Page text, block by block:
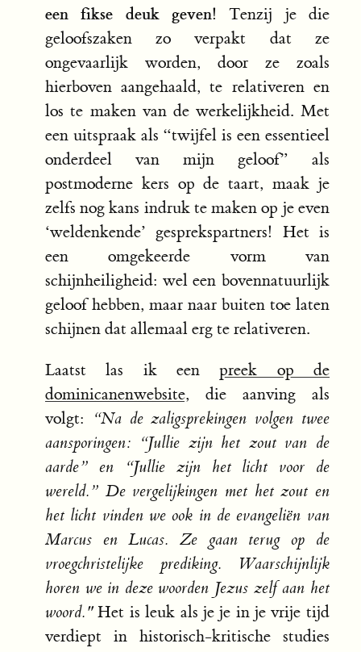
een fikse deuk geven! Tenzij je die
geloofszaken zo verpakt dat ze
ongevaarlijk worden, door ze zoals
hierboven aangehaald, te relativeren en
los te maken van de werkelijkheid. Met
een uitspraak als “twijfel is een essentieel
onderdeel van mijn geloof” als
postmoderne kers op de taart, maak je
zelfs nog kans indruk te maken op je even
‘weldenkende’ gesprekspartners! Het is
een omgekeerde vorm van
schijnheiligheid: wel een bovennatuurlijk
geloof hebben, maar naar buiten toe laten
schijnen dat allemaal erg te relativeren.
Laatst las ik eenpreek op de
dominicanenwebsite, die aanving als
volgt: “Na de zaligsprekingen volgen twee
aansporingen: “Jullie zijn het zout van de
aarde” en “Jullie zijn het licht voor de
wereld.” De vergelijkingen met het zout en
het licht vinden we ook in de evangeliën van
Marcus en Lucas. Ze gaan terug op de
vroegchristelijke prediking. Waarschijnlijk
horen we in deze woorden Jezus zelf aan het
woord."Het is leuk als je je in je vrije tijd
verdiept in historisch-kritische studies